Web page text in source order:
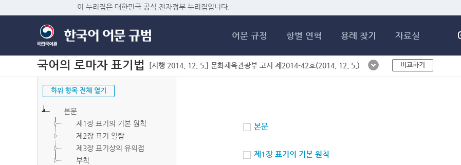
이 누리집은 대한민국 공식 전자정부 누리집입니다.
어문 규정 항별 연혁 용례 찾기 자료실
국어의 로마자 표기법 [시행 2014. 12. 5.] 문화체육관광부 고시 제2014-42호(2014. 12. 5.) 비교하기
하위 항목 전체 열기
본문
제1장 표기의 기본 원칙
제2장 표기 일람
제3장 표기상의 유의점
부칙
본문
제1장 표기의 기본 원칙